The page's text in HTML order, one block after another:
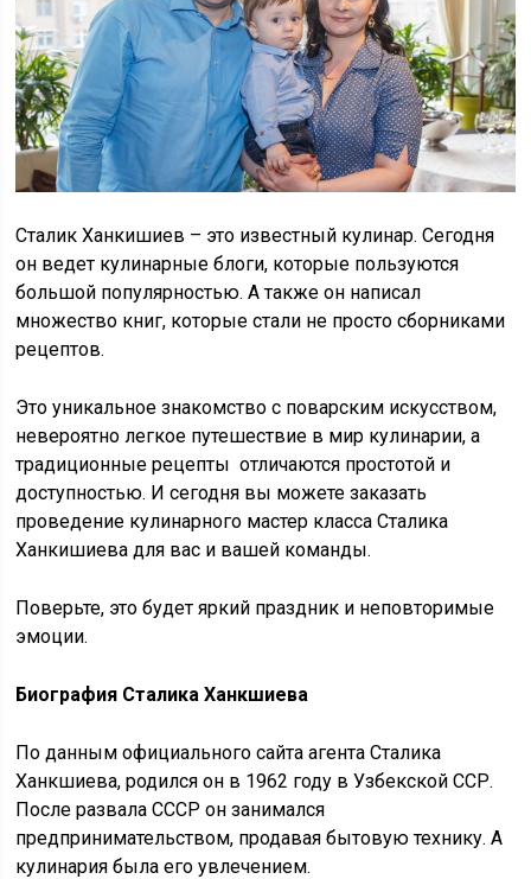
Сталик Ханкишиев – это известный кулинар. Сегодня
он ведет кулинарные блоги, которые пользуются
большой популярностью. А также он написал
множество книг, которые стали не просто сборниками
рецептов.
Это уникальное знакомство с поварским искусством,
невероятно легкое путешествие в мир кулинарии, а
традиционные рецепты отличаются простотой и
доступностью. И сегодня вы можете заказать
проведение кулинарного мастер класса Сталика
Ханкишиева для вас и вашей команды.
Поверьте, это будет яркий праздник и неповторимые
эмоции.
Биография Сталика Ханкшиева
По данным официального сайта агента Сталика
Ханкшиева, родился он в 1962 году в Узбекской ССР.
После развала СССР он занимался
предпринимательством, продавая бытовую технику. А
кулинария была его увлечением.